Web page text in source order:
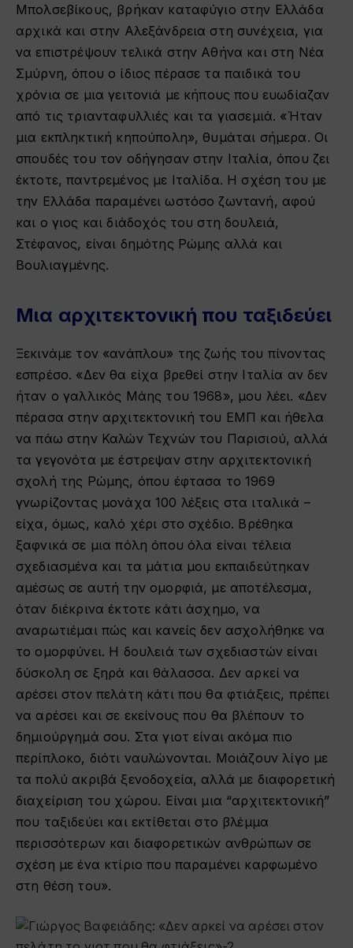
Μπολσεβίκους, βρήκαν καταφύγιο στην Ελλάδα
αρχικά και στην Αλεξάνδρεια στη συνέχεια, για
να επιστρέψουν τελικά στην Αθήνα και στη Νέα
Σμύρνη, όπου ο ίδιος πέρασε τα παιδικά του
χρόνια σε μια γειτονιά με κήπους που ευωδίαζαν
από τις τριανταφυλλιές και τα γιασεμιά. «Ήταν
μια εκπληκτική κηπούπολη», θυμάται σήμερα. Οι
σπουδές του τον οδήγησαν στην Ιταλία, όπου ζει
έκτοτε, παντρεμένος με Ιταλίδα. Η σχέση του με
την Ελλάδα παραμένει ωστόσο ζωντανή, αφού
και ο γιος και διάδοχός του στη δουλειά,
Στέφανος, είναι δημότης Ρώμης αλλά και
Βουλιαγμένης.
Μια αρχιτεκτονική που ταξιδεύει
Ξεκινάμε τον «ανάπλου» της ζωής του πίνοντας
εσπρέσο. «Δεν θα είχα βρεθεί στην Ιταλία αν δεν
ήταν ο γαλλικός Μάης του 1968», μου λέει. «Δεν
πέρασα στην αρχιτεκτονική του ΕΜΠ και ήθελα
να πάω στην Καλών Τεχνών του Παρισιού, αλλά
τα γεγονότα με έστρεψαν στην αρχιτεκτονική
σχολή της Ρώμης, όπου έφτασα το 1969
γνωρίζοντας μονάχα 100 λέξεις στα ιταλικά –
είχα, όμως, καλό χέρι στο σχέδιο. Βρέθηκα
ξαφνικά σε μια πόλη όπου όλα είναι τέλεια
σχεδιασμένα και τα μάτια μου εκπαιδεύτηκαν
αμέσως σε αυτή την ομορφιά, με αποτέλεσμα,
όταν διέκρινα έκτοτε κάτι άσχημο, να
αναρωτιέμαι πώς και κανείς δεν ασχολήθηκε να
το ομορφύνει. Η δουλειά των σχεδιαστών είναι
δύσκολη σε ξηρά και θάλασσα. Δεν αρκεί να
αρέσει στον πελάτη κάτι που θα φτιάξεις, πρέπει
να αρέσει και σε εκείνους που θα βλέπουν το
δημιούργημά σου. Στα γιοτ είναι ακόμα πιο
περίπλοκο, διότι ναυλώνονται. Μοιάζουν λίγο με
τα πολύ ακριβά ξενοδοχεία, αλλά με διαφορετική
διαχείριση του χώρου. Είναι μια “αρχιτεκτονική”
που ταξιδεύει και εκτίθεται στο βλέμμα
περισσότερων και διαφορετικών ανθρώπων σε
σχέση με ένα κτίριο που παραμένει καρφωμένο
στη θέση του».